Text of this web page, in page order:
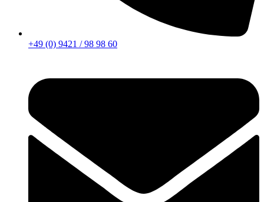
+49 (0) 9421 / 98 98 60